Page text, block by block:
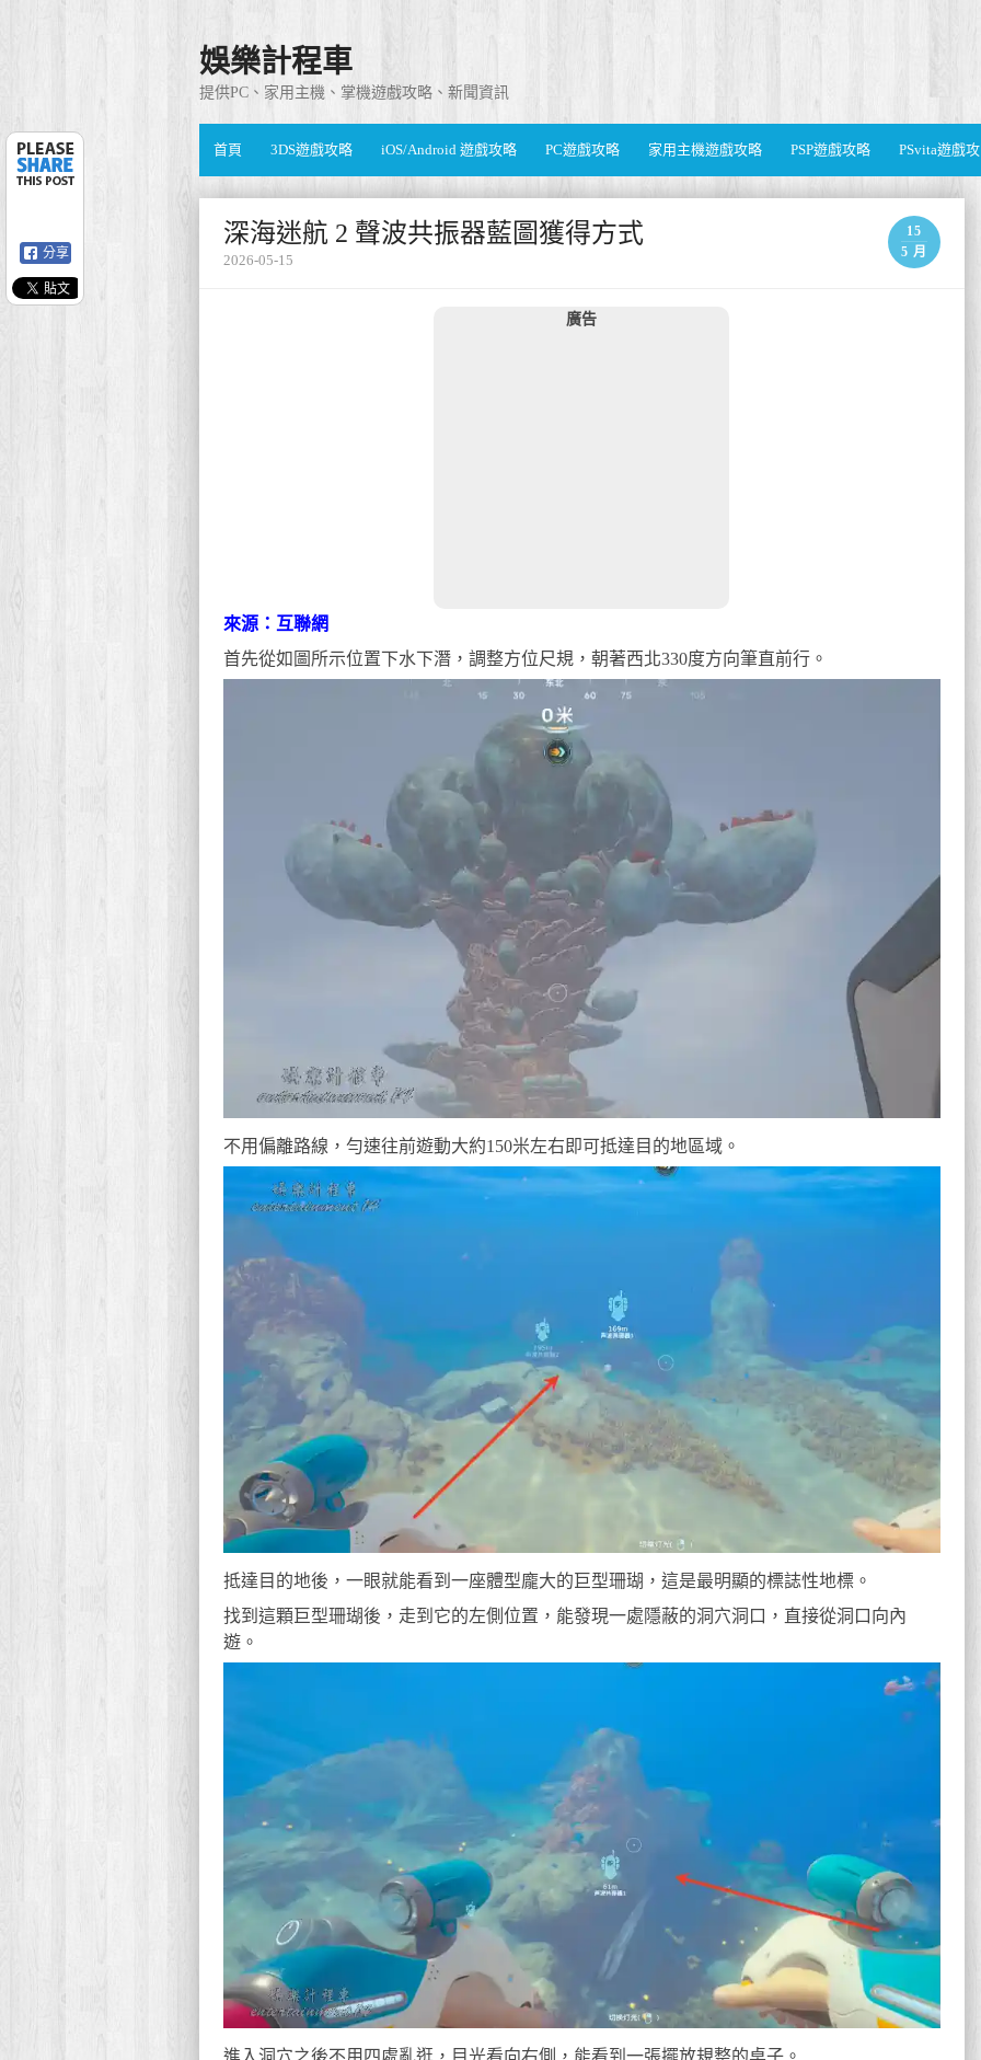
娛樂計程車
提供PC、家用主機、掌機遊戲攻略、新聞資訊
首頁 3DS遊戲攻略 iOS/Android 遊戲攻略 PC遊戲攻略 家用主機遊戲攻略 PSP遊戲攻略 PSvita遊戲
深海迷航 2 聲波共振器藍圖獲得方式
15
5 月
2026-05-15
廣告
來源：互聯網
首先從如圖所示位置下水下潛，調整方位尺規，朝著西北330度方向筆直前行。
不用偏離路線，勻速往前遊動大約150米左右即可抵達目的地區域。
抵達目的地後，一眼就能看到一座體型龐大的巨型珊瑚，這是最明顯的標誌性地標。
找到這顆巨型珊瑚後，走到它的左側位置，能發現一處隱蔽的洞穴洞口，直接從洞口向內
遊。
進入洞穴之後不用四處亂逛，目光看向右側，能看到一張擺放規整的桌子。
分享